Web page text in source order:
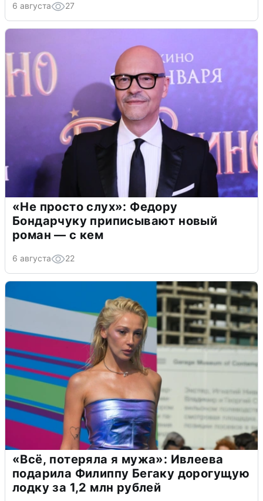
6 августа 27
«Не просто слух»: Федору
Бондарчуку приписывают новый
роман — с кем
6 августа 22
«Всё, потеряла я мужа»: Ивлеева
подарила Филиппу Бегаку дорогущую
лодку за 1,2 млн рублей